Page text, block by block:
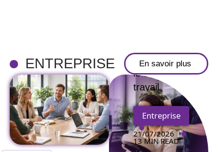
ENTREPRISE En savoir plus
pour réduire
le stress au
travail
Entreprise
21/07/2026
13 MIN READ